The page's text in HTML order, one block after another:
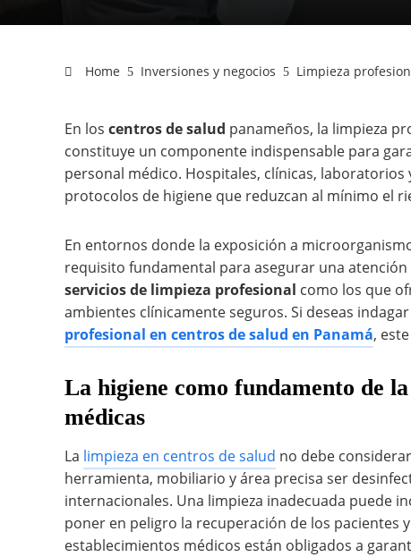
Home Inversiones y negocios Limpieza
En los centros de salud panameños, la limpieza
constituye un componente indispensable para
personal médico. Hospitales, clínicas,
protocolos de higiene que reduzcan al mínimo el
En entornos donde la exposición a
requisito fundamental para asegurar una
servicios de limpieza profesional como los que
ambientes clínicamente seguros. Si deseas
profesional en centros de salud en Panamá,
La higiene como fundamento de
médicas
La limpieza en centros de salud no debe
herramienta, mobiliario y área precisa ser
internacionales. Una limpieza inadecuada puede
poner en peligro la recuperación de los pacientes
establecimientos médicos están obligados a